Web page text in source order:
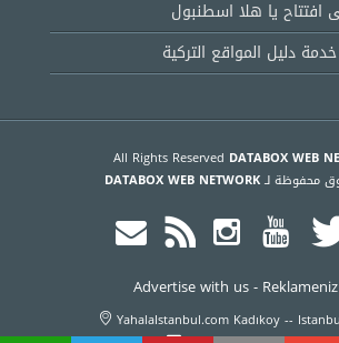
افتتاح يا هلا اسطنبول
دليل المواقع التركية
All Rights Reserved DATABOX WEB
محفوظة لـDATABOX WEB NETWORK
Advertise with us-
YahalaIstanbul.com Kadıkoy --